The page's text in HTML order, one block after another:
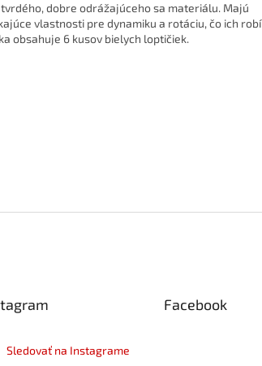
tvrdého, dobre odrážajúceho sa materiálu. Majú
vlastnosti pre dynamiku a rotáciu, čo ich robí
obsahuje 6 kusov bielych loptičiek.
Sledovať na Instagrame
Facebook